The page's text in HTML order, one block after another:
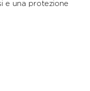
e una protezione